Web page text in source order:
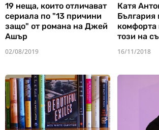
19 неща, които отличават
сериала по "13 причини
защо" от романа на Джей
Ашър
02/08/2019
Катя
България
комфорта
този на
16/11/2018